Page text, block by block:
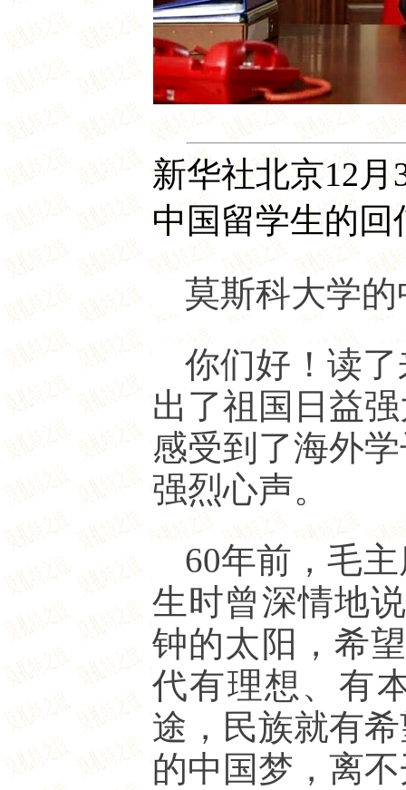
新华社北京12
中国留学生的回
莫斯科大学
你们好！读
出了祖国日益
感受到了海外
强烈心声。
60年前，毛
生时曾深情地
钟的太阳，希
代有理想、有
途，民族就有
的中国梦，离